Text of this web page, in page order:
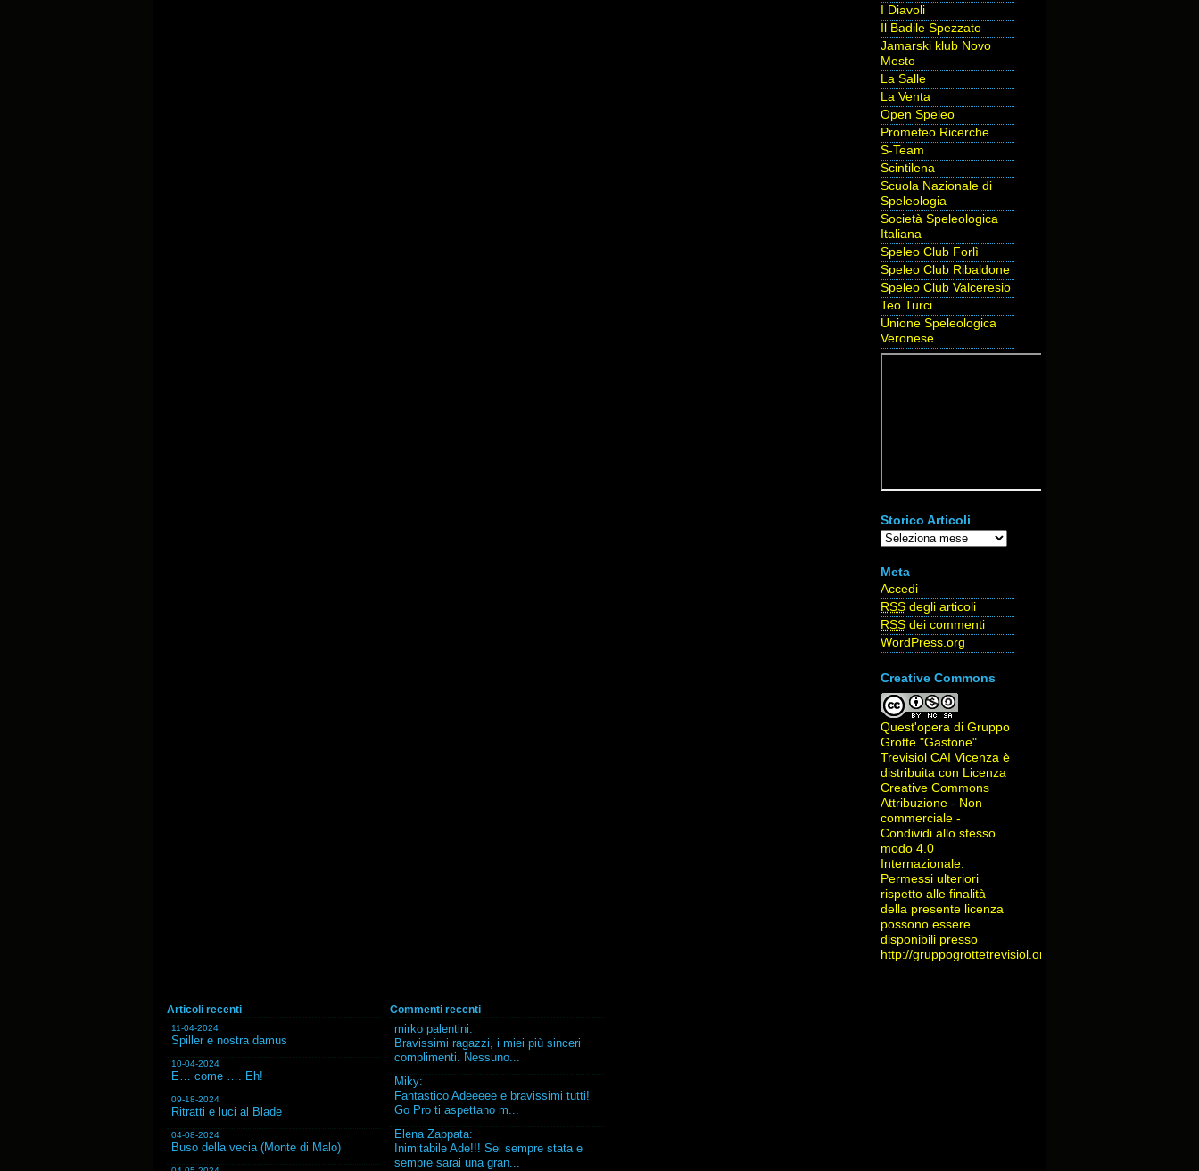
I Diavoli
Il Badile Spezzato
Jamarski klub Novo
Mesto
La Salle
La Venta
Open Speleo
Prometeo Ricerche
S-Team
Scintilena
Scuola Nazionale di
Speleologia
Società Speleologica
Italiana
Speleo Club Forlì
Speleo Club Ribaldone
Speleo Club Valceresio
Teo Turci
Unione Speleologica
Veronese
Storico Articoli
Storico
Meta
Accedi
RSS degli articoli
RSS dei commenti
WordPress.org
Creative Commons
Quest'opera di Gruppo
Grotte "Gastone"
Trevisiol CAI Vicenza è
distribuita con Licenza
Creative Commons
Attribuzione - Non
commerciale -
Condividi allo stesso
modo 4.0
Internazionale.
Permessi ulteriori
rispetto alle finalità
della presente licenza
possono essere
disponibili presso
http://gruppogrottetrevisiol.org/contatti/
Articoli recenti
11-04-2024
Spiller e nostra damus
10-04-2024
E… come …. Eh!
09-18-2024
Ritratti e luci al Blade
04-08-2024
Buso della vecia (Monte di Malo)
Commenti recenti
mirko palentini:
Bravissimi ragazzi, i miei più sinceri
complimenti. Nessuno...
Miky:
Fantastico Adeeeee e bravissimi tutti!
Go Pro ti aspettano m...
Elena Zappata:
Inimitabile Ade!!! Sei sempre stata e
sempre sarai una gran...